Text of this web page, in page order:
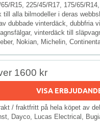
R15, 225/45/R17, 175/65/
alla bilmodeller i deras
dubbade vinterdäck, dubbfria
vinterdäck till
Nokian, Michelin,
1600 kr
VISA
/ fraktfritt på hela köpet av
Dayco, Lucas Electrical,